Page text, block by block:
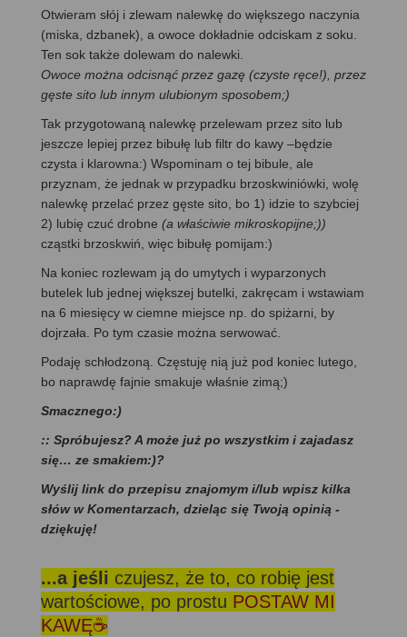
Otwieram słój i zlewam nalewkę do większego naczynia
(miska, dzbanek), a owoce dokładnie odciskam z soku.
Ten sok także dolewam do nalewki.
Owoce można odcisnąć przez gazę (czyste ręce!), przez
gęste sito lub innym ulubionym sposobem;)
Tak przygotowaną nalewkę przelewam przez sito lub
jeszcze lepiej przez bibułę lub filtr do kawy –będzie
czysta i klarowna:) Wspominam o tej bibule, ale
przyznam, że jednak w przypadku brzoskwiniówki, wolę
nalewkę przelać przez gęste sito, bo 1) idzie to szybciej
2) lubię czuć drobne (a właściwie mikroskopijne;))
cząstki brzoskwiń, więc bibułę pomijam:)
Na koniec rozlewam ją do umytych i wyparzonych
butelek lub jednej większej butelki, zakręcam i wstawiam
na 6 miesięcy w ciemne miejsce np. do spiżarni, by
dojrzała. Po tym czasie można serwować.
Podaję schłodzoną. Częstuję nią już pod koniec lutego,
bo naprawdę fajnie smakuje właśnie zimą;)
Smacznego:)
:: Spróbujesz? A może już po wszystkim i zajadasz
się… ze smakiem:)?
Wyślij link do przepisu znajomym i/lub wpisz kilka
słów w Komentarzach, dzieląc się Twoją opinią -
dziękuję!
...a jeśli czujesz, że to, co robię jest
wartościowe, po prostu POSTAW MI
KAWĘ☕